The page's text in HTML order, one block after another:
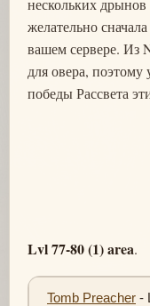
желательно
вашем сервере. Из
для овера,
победы Рассвета
Lvl 77-80 (1) area.
Tomb Preacher -